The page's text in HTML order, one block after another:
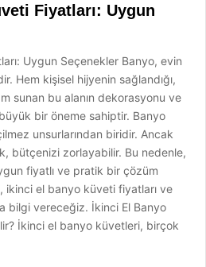
Fiyatları: Uygun
Uygun Seçenekler Banyo, evin
Hem kişisel hijyenin sağlandığı,
sunan bu alanın dekorasyonu ve
bir öneme sahiptir. Banyo
unsurlarından biridir. Ancak
bütçenizi zorlayabilir. Bu nedenle,
fiyatlı ve pratik bir çözüm
ikinci el banyo küveti fiyatları ve
bilgi vereceğiz. İkinci El Banyo
İkinci el banyo küvetleri, birçok